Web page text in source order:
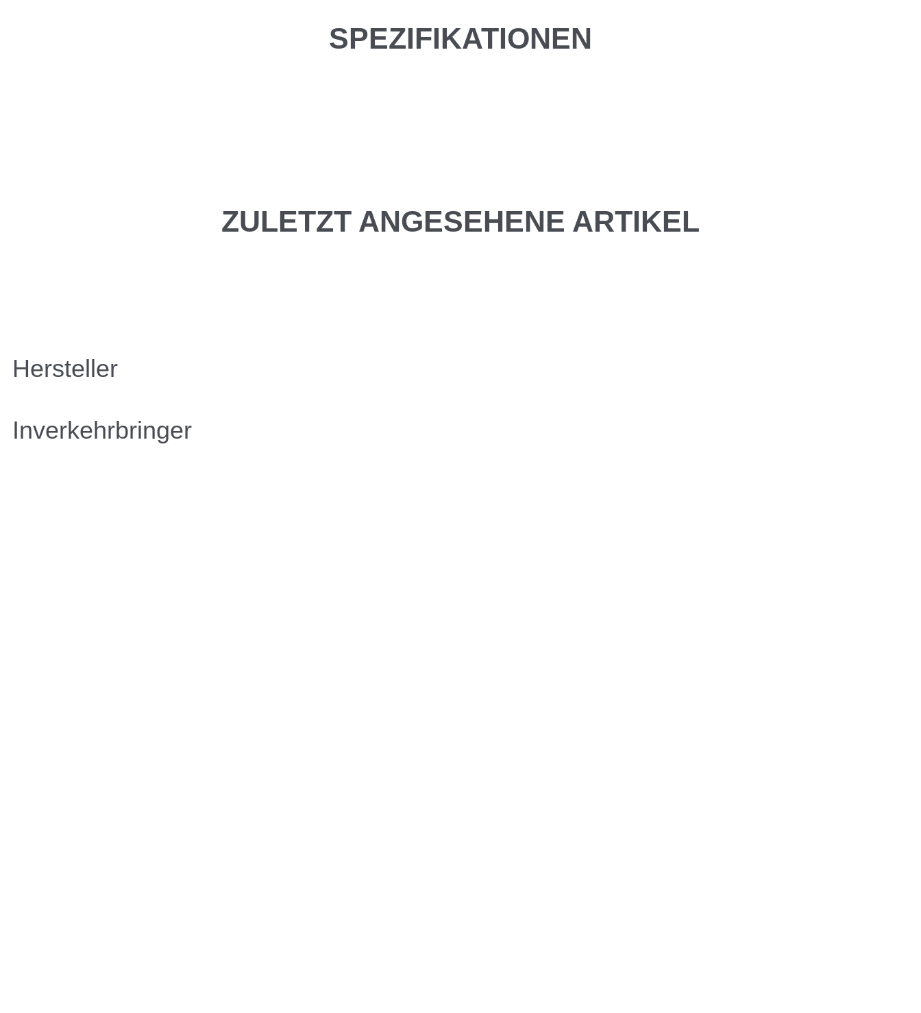
SPEZIFIKATIONEN
ZULETZT ANGESEHENE ARTIKEL
Hersteller
Inverkehrbringer